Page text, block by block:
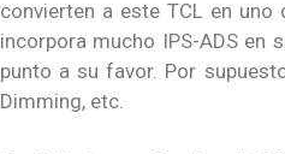
convierten a este TCL en
incorpora mucho IPS-ADS en
punto a su favor. Por
Dimming, etc.